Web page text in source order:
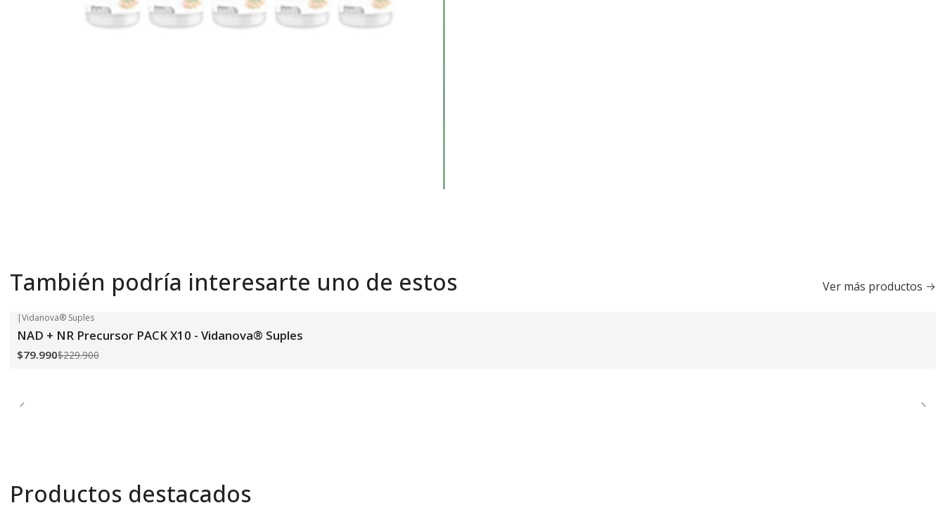
También podría interesarte uno de estos Ver más productos
-65% OFF
|Vidanova® Suples
NAD + NR Precursor PACK X10 - Vidanova® Suples
$79.990$229.900
Productos destacados